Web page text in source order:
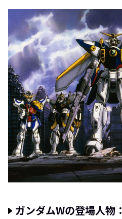
ガンダムWの登場人物：